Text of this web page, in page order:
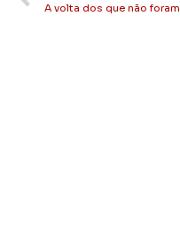
A volta dos que não foram